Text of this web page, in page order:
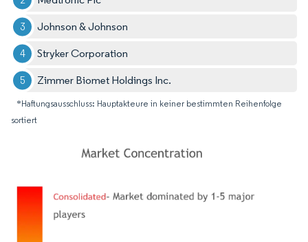
Johnson & Johnson
Stryker Corporation
Zimmer Biomet Holdings Inc.
*Haftungsausschluss: Hauptakteure in keiner bestimmten Reihenfolge
sortiert